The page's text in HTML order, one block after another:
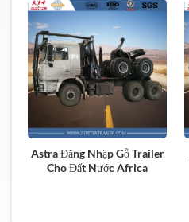
Astra Đăng Nhập Gỗ Trailer
Cho Đất Nước Africa